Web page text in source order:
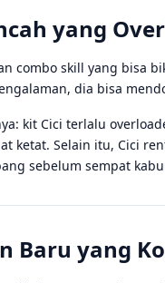
yang
combo skill yang bisa
dia bisa
kit Cici terlalu
ketat. Selain itu, Cici
sebelum sempat
Baru yang